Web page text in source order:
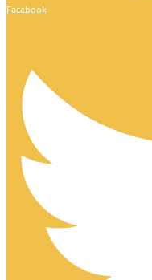
Facebook